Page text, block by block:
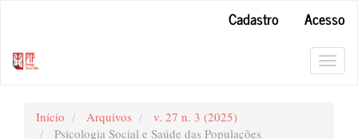
principal
Barra
Cadastro
Acesso
Início Arquivos
v. 27 n. 3 (2025)
Psicologia Social e Saúde das Populações